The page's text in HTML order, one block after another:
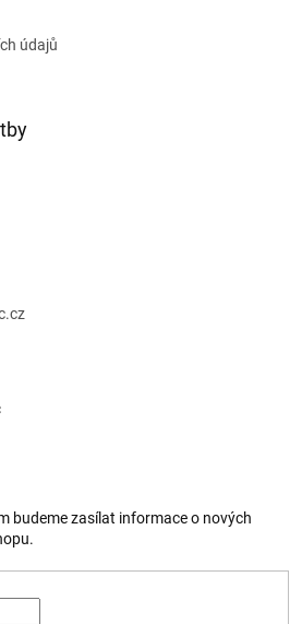
údajů
budeme zasílat informace o nových